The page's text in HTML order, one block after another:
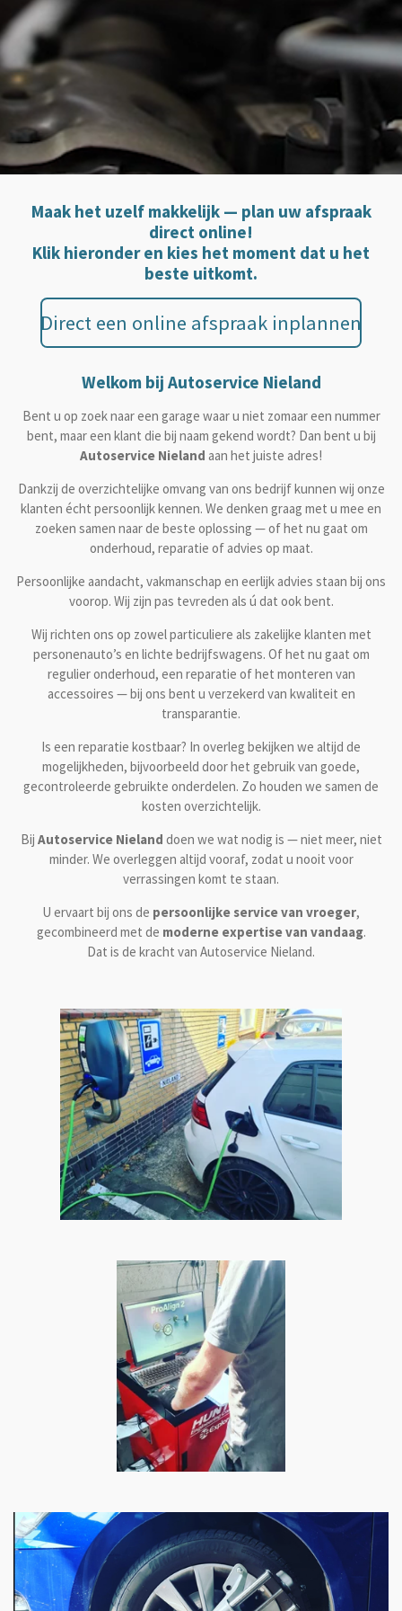
Maak het uzelf makkelijk — plan uw afspraak
direct online!
Klik hieronder en kies het moment dat u het
beste uitkomt.
Direct een online afspraak inplannen
Welkom bij Autoservice Nieland
Bent u op zoek naar een garage waar u niet zomaar een nummer
bent, maar een klant die bij naam gekend wordt? Dan bent u bij
Autoservice Nieland aan het juiste adres!
Dankzij de overzichtelijke omvang van ons bedrijf kunnen wij onze
klanten écht persoonlijk kennen. We denken graag met u mee en
zoeken samen naar de beste oplossing — of het nu gaat om
onderhoud, reparatie of advies op maat.
Persoonlijke aandacht, vakmanschap en eerlijk advies staan bij ons
voorop. Wij zijn pas tevreden als ú dat ook bent.
Wij richten ons op zowel particuliere als zakelijke klanten met
personenauto’s en lichte bedrijfswagens. Of het nu gaat om
regulier onderhoud, een reparatie of het monteren van
accessoires — bij ons bent u verzekerd van kwaliteit en
transparantie.
Is een reparatie kostbaar? In overleg bekijken we altijd de
mogelijkheden, bijvoorbeeld door het gebruik van goede,
gecontroleerde gebruikte onderdelen. Zo houden we samen de
kosten overzichtelijk.
Bij Autoservice Nieland doen we wat nodig is — niet meer, niet
minder. We overleggen altijd vooraf, zodat u nooit voor
verrassingen komt te staan.
U ervaart bij ons de persoonlijke service van vroeger,
gecombineerd met de moderne expertise van vandaag.
Dat is de kracht van Autoservice Nieland.